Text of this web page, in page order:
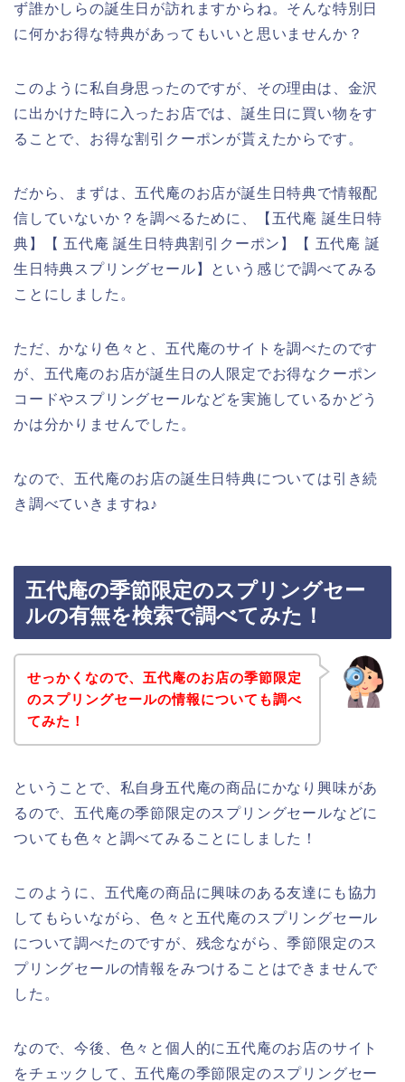
ず誰かしらの誕生日が訪れますからね。そんな特別日
に何かお得な特典があってもいいと思いませんか？
このように私自身思ったのですが、その理由は、金沢
に出かけた時に入ったお店では、誕生日に買い物をす
ることで、お得な割引クーポンが貰えたからです。
だから、まずは、五代庵のお店が誕生日特典で情報配
信していないか？を調べるために、【五代庵 誕生日特
典】【 五代庵 誕生日特典割引クーポン】【 五代庵 誕
生日特典スプリングセール】という感じで調べてみる
ことにしました。
ただ、かなり色々と、五代庵のサイトを調べたのです
が、五代庵のお店が誕生日の人限定でお得なクーポン
コードやスプリングセールなどを実施しているかどう
かは分かりませんでした。
なので、五代庵のお店の誕生日特典については引き続
き調べていきますね♪
五代庵の季節限定のスプリングセー
ルの有無を検索で調べてみた！
せっかくなので、五代庵のお店の季節限定
のスプリングセールの情報についても調べ
てみた！
ということで、私自身五代庵の商品にかなり興味があ
るので、五代庵の季節限定のスプリングセールなどに
ついても色々と調べてみることにしました！
このように、五代庵の商品に興味のある友達にも協力
してもらいながら、色々と五代庵のスプリングセール
について調べたのですが、残念ながら、季節限定のス
プリングセールの情報をみつけることはできませんで
した。
なので、今後、色々と個人的に五代庵のお店のサイト
をチェックして、五代庵の季節限定のスプリングセー